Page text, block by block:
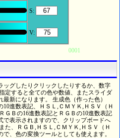
S:
V:
0001
ッグしたりクリックしたりするか、数字
定すると全ての色や数値、またスライダ
新になります。 生成色（作った色）
進数表記、ＨＳＬ,ＣＭＹＫ,ＨＳＶ（Ｈ
ＧＢの16進数表記とＲＧＢの10進数表記
で表示されますので、クリップボードへ
た、ＲＧＢ,ＨＳＬ,ＣＭＹＫ,ＨＳＶ（Ｈ
、色の変換ツールとしても使えます。